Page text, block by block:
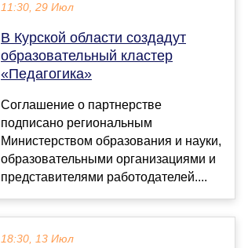
11:30, 29 Июл
В Курской области создадут
образовательный кластер
«Педагогика»
Соглашение о партнерстве
подписано региональным
Министерством образования и науки,
образовательными организациями и
представителями работодателей....
18:30, 13 Июл